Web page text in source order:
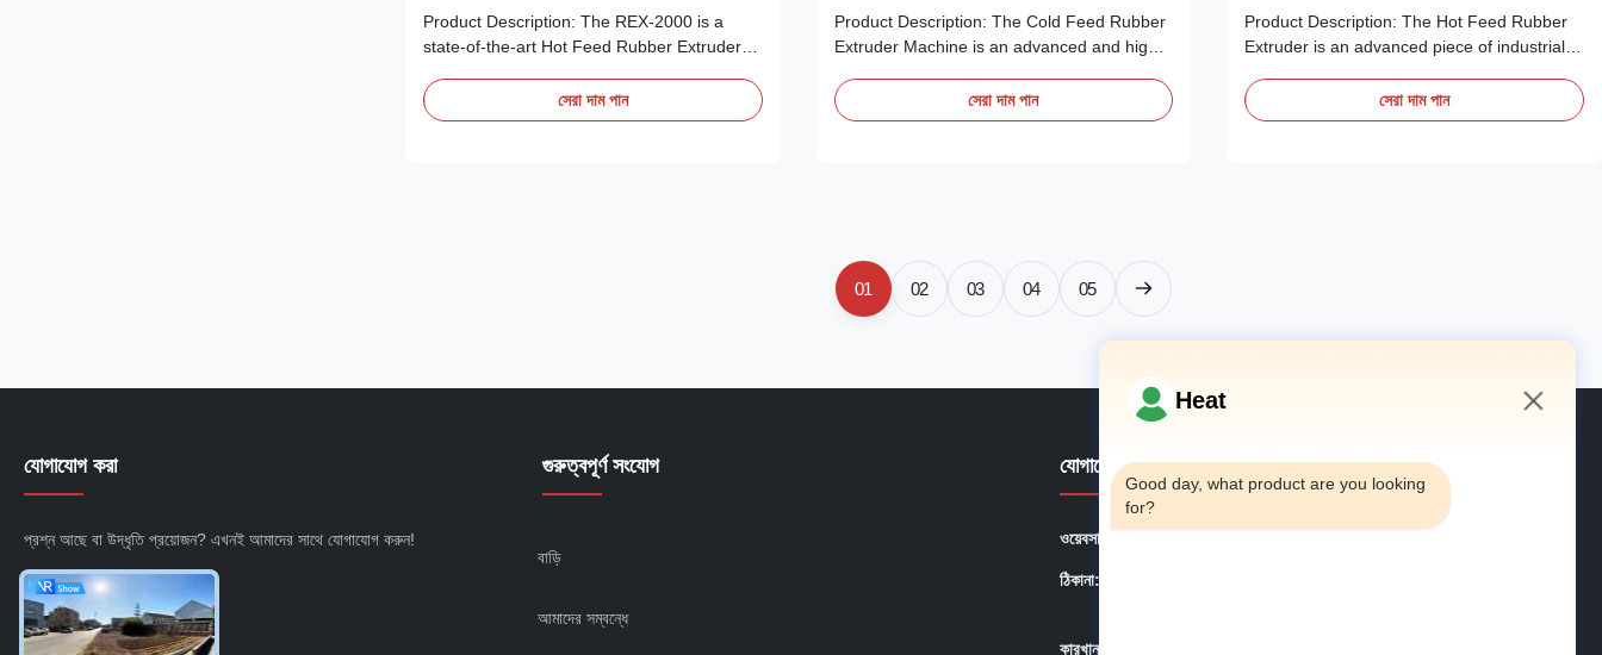
এবং ক্লিয়ারান্স 450 মিমি রাবার এক্সট্রুশনের জন্য
ডিজাইন করা
Product Description: The REX-2000 is a
state-of-the-art Hot Feed Rubber Extruder
requirements of modern rubber processing
industries. Engineered for precision and
সেরা দাম পান
রাবার এক্সট্রুডার মেশিন
Product Description: The Cold Feed Rubber
Extruder Machine is an advanced and highly
specifically for the rubber processing
industry. With a robust weight of 3500 Kg,
সেরা দাম পান
রাবার উপাদান এক্সট্রুশন জন্য ভারী দায়িত্ব মেশিন
Product Description: The Hot Feed Rubber
Extruder is an advanced piece of industrial
demands of modern rubber processing. This
machine is engineered to provide efficient,
সেরা দাম পান
01 02 03 04 05
যোগাযোগ করা
প্রশ্ন আছে বা উদ্ধৃতি প্রয়োজন? এখনই আমাদের সাথে যোগাযোগ করুন!
এখনই জিজ্ঞাসা করুন
গুরুত্বপূর্ণ সংযোগ
বাড়ি
আমাদের সম্বন্ধে
যোগাযোগের বিবরণ
ওয়েবসাইট:
ঠিকানা:
কারখানা:
Heat
Good day, what product are you looking
for?